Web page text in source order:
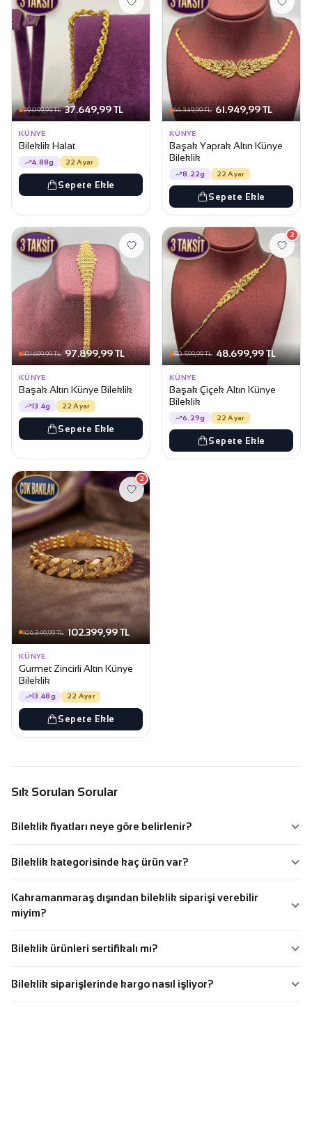
39.099,99 TL 37.649,99 TL
KÜNYE
Bileklik Halat
4.88g 22 Ayar
Sepete Ekle
64.349,99 TL 61.949,99 TL
KÜNYE
Başak Yaprak Altın Künye
Bileklik
8.22g 22 Ayar
Sepete Ekle
101.699,99 TL 97.899,99 TL
KÜNYE
Başak Altın Künye Bileklik
13.4g 22 Ayar
Sepete Ekle
50.599,99 TL 48.699,99 TL
2
KÜNYE
Başak Çiçek Altın Künye
Bileklik
6.29g 22 Ayar
Sepete Ekle
106.349,99 TL 102.399,99 TL
2
KÜNYE
Gurmet Zincirli Altın Künye
Bileklik
13.48g 22 Ayar
Sepete Ekle
Sık Sorulan Sorular
Bileklik fiyatları neye göre belirlenir?
Bileklik kategorisinde kaç ürün var?
Kahramanmaraş dışından bileklik siparişi verebilir
miyim?
Bileklik ürünleri sertifikalı mı?
Bileklik siparişlerinde kargo nasıl işliyor?